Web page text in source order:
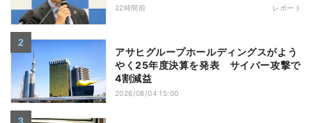
22時間前 レポート
アサヒグループホールディングスがよう
やく25年度決算を発表 サイバー攻撃で
4割減益
2026/08/04 15:00